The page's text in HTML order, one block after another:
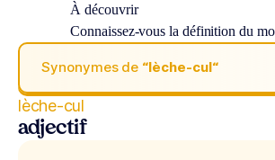
À découvrir
Connaissez-vous la définition du
Synonymes de “lèche-cul“
lèche-cul
adjectif